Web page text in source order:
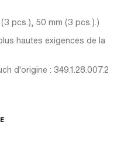
pcs.), 50 mm (3 pcs.).)
hautes exigences de la
d'origine : 349.1.28.007.2